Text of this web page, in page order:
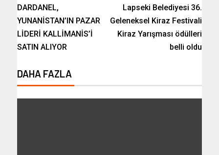
DARDANEL,
YUNANİSTAN’IN PAZAR
LİDERİ KALLİMANİS’İ
SATIN ALIYOR
Lapseki Belediyesi 36.
Geleneksel Kiraz Festivali
Kiraz Yarışması ödülleri
belli oldu
DAHA FAZLA